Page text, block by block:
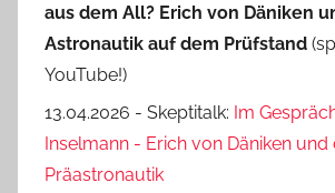
aus dem All? Erich von Däniken
Astro­nautik auf dem Prüf­stand
YouTube!)
13.04.2026 - Skeptitalk: Im
Inselmann - Erich von Däniken und
Präastronautik